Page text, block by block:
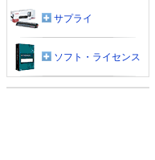
サプライ
ソフト・ライセンス